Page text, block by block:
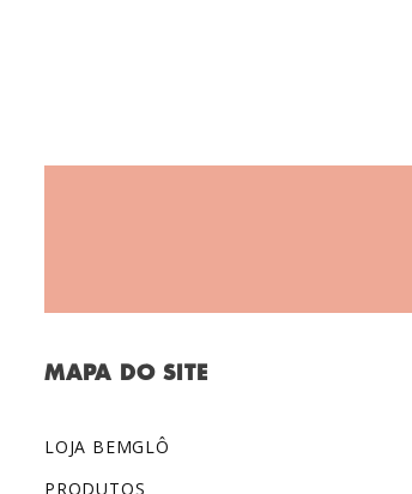
MAPA DO SITE
LOJA BEMGLÔ
PRODUTOS